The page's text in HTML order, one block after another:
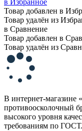
в Избранное
Товар добавлен в
Товар удалён из
в Сравнение
Товар добавлен в
Товар удалён из
В интернет-магазине
противоосколочный
высокого уровня
требованиям по ГОСТ.